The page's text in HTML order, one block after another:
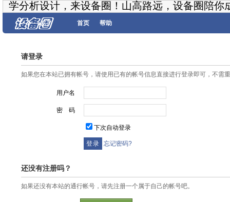
学分析设计，来设备圈！山高路远，设备圈陪你
首页 帮助
请登录
如果您在本站已拥有帐号，请使用已有的帐号信息直接进行登录即可，不需
用户名
密 码
下次自动登录
忘记密码?
还没有注册吗？
如果还没有本站的通行帐号，请先注册一个属于自己的帐号吧。